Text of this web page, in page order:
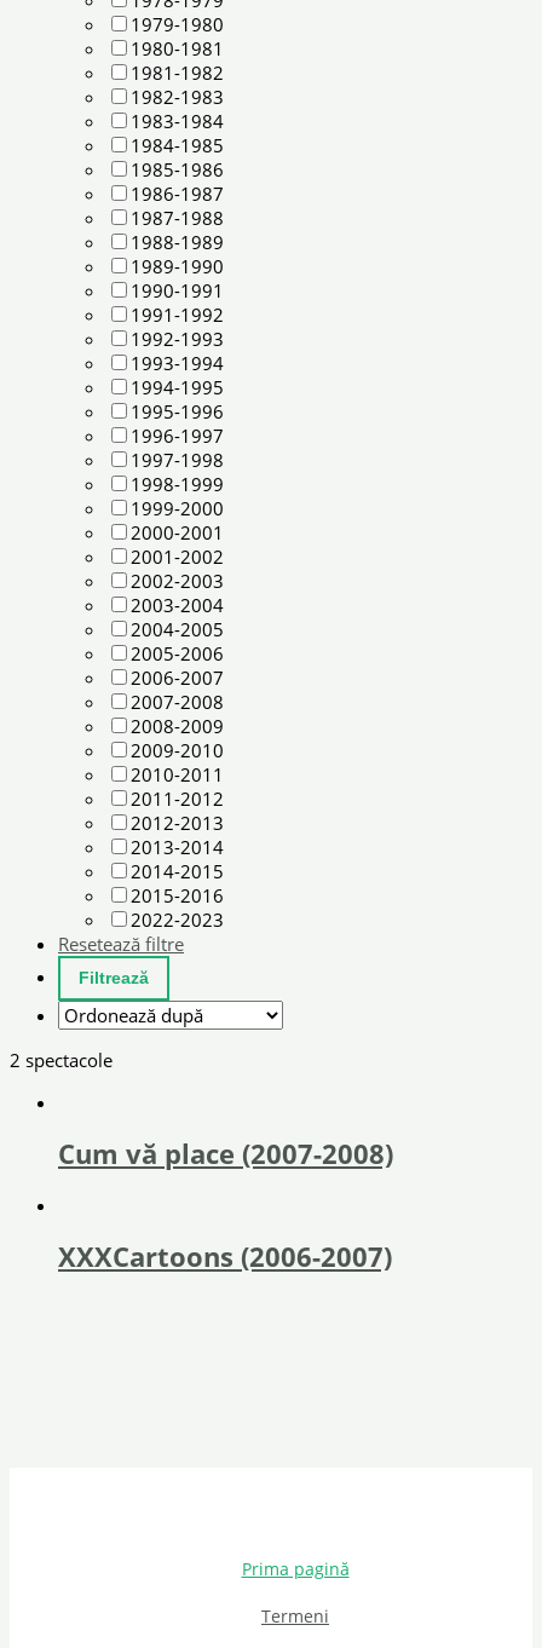
1979-1980
1980-1981
1981-1982
1982-1983
1983-1984
1984-1985
1985-1986
1986-1987
1987-1988
1988-1989
1989-1990
1990-1991
1991-1992
1992-1993
1993-1994
1994-1995
1995-1996
1996-1997
1997-1998
1998-1999
1999-2000
2000-2001
2001-2002
2002-2003
2003-2004
2004-2005
2005-2006
2006-2007
2007-2008
2008-2009
2009-2010
2010-2011
2011-2012
2012-2013
2013-2014
2014-2015
2015-2016
2022-2023
Resetează filtre
2 spectacole
Cum vă place (2007-2008)
XXXCartoons (2006-2007)
Prima pagină
Termeni